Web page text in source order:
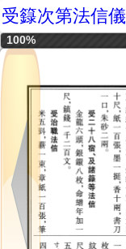
受籙次第法信儀
100%